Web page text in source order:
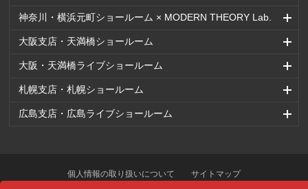
神奈川・横浜元町ショールーム × MODERN THEORY Lab.
大阪支店・天満橋ショールーム
大阪・天満橋ライブショールーム
札幌支店・札幌ショールーム
広島支店・広島ライブショールーム
個人情報の取り扱いについて サイトマップ